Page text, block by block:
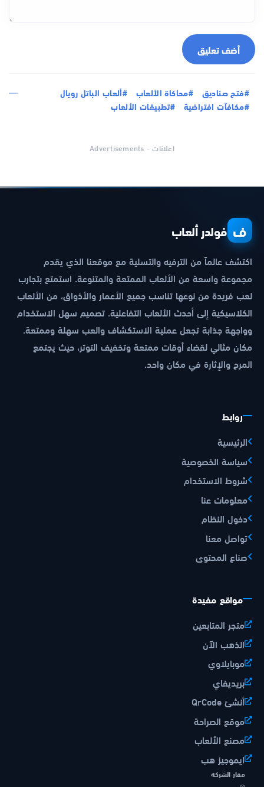
أضف تعليق
#فتح صناديق #محاكاة الألعاب
#ألعاب الباتل رويال
#مكافآت افتراضية
#تطبيقات الألعاب
اعلانات - Advertisements
ف فولدر ألعاب
اكتشف عالماً من الترفيه والتسلية مع موقعنا الذي يقدم
مجموعة واسعة من الألعاب الممتعة والمتنوعة. استمتع بتجارب
لعب فريدة من نوعها تناسب جميع الأعمار والأذواق، من الألعاب
الكلاسيكية إلى أحدث الألعاب التفاعلية. تصميم سهل الاستخدام
وواجهة جذابة تجعل عملية الاستكشاف والعب سهلة وممتعة.
مكان مثالي لقضاء أوقات ممتعة وتخفيف التوتر، حيث يجتمع
المرح والإثارة في مكان واحد.
روابط
الرئيسية
سياسة الخصوصية
شروط الاستخدام
معلومات عنا
دخول النظام
تواصل معنا
صناع المحتوى
مواقع مفيدة
متجر المتابعين
الذهب الآن
موبايلاوي
بريديفاي
أنشئ QrCode
موقع الصراحة
مصنع الألعاب
ايموجيز هب
مقار الشركة